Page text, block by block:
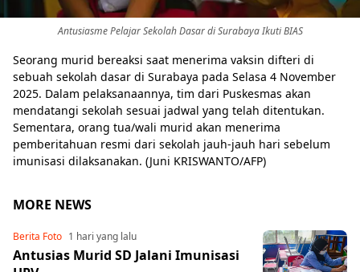
Antusiasme Pelajar Sekolah Dasar di Surabaya Ikuti BIAS
Seorang murid bereaksi saat menerima vaksin difteri di
sebuah sekolah dasar di Surabaya pada Selasa 4 November
2025. Dalam pelaksanaannya, tim dari Puskesmas akan
mendatangi sekolah sesuai jadwal yang telah ditentukan.
Sementara, orang tua/wali murid akan menerima
pemberitahuan resmi dari sekolah jauh-jauh hari sebelum
imunisasi dilaksanakan. (Juni KRISWANTO/AFP)
MORE NEWS
Berita Foto 1 hari yang lalu
Antusias Murid SD Jalani Imunisasi